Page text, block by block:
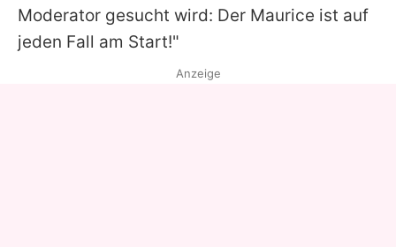
Moderator gesucht wird: Der Maurice ist auf
jeden Fall am Start!"
Anzeige